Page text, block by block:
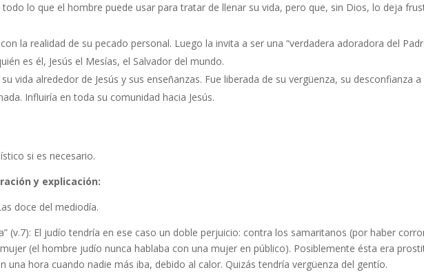
lo que el hombre puede usar para tratar de llenar su vida, pero que, sin Dios, lo deja
la realidad de su pecado personal. Luego la invita a ser una “verdadera adoradora del
es él, Jesús el Mesías, el Salvador del mundo.
vida alrededor de Jesús y sus enseñanzas. Fue liberada de su vergüenza, su desconfianza a
Influiría en toda su comunidad hacia Jesús.
si es necesario.
y explicación:
doce del mediodía.
(v.7): El judío tendría en ese caso un doble perjuicio: contra los samaritanos (por haber
(el hombre judío nunca hablaba con una mujer en público). Posiblemente ésta era
una hora cuando nadie más iba, debido al calor. Quizás tendría vergüenza del gentío.